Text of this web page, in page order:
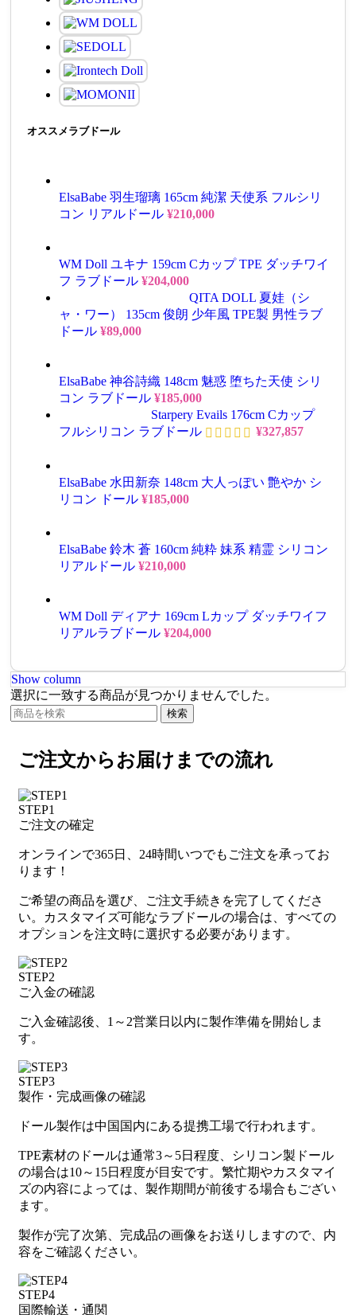
オススメラブドール
ElsaBabe 羽生瑠璃 165cm 純潔 天使系 フルシリ
コン リアルドール ¥210,000
WM Doll ユキナ 159cm Cカップ TPE ダッチワイ
フ ラブドール ¥204,000
QITA DOLL 夏娃（シ
ャ・ワー） 135cm 俊朗 少年風 TPE製 男性ラブ
ドール ¥89,000
ElsaBabe 神谷詩織 148cm 魅惑 堕ちた天使 シリ
コン ラブドール ¥185,000
Starpery Evails 176cm Cカップ
フルシリコン ラブドール
¥327,857
ElsaBabe 水田新奈 148cm 大人っぽい 艶やか シ
リコン ドール ¥185,000
ElsaBabe 鈴木 蒼 160cm 純粋 妹系 精霊 シリコン
リアルドール ¥210,000
WM Doll ディアナ 169cm Lカップ ダッチワイフ
リアルラブドール ¥204,000
Show column
選択に一致する商品が見つかりませんでした。
検索
ご注文からお届けまでの流れ
STEP1
ご注文の確定
オンラインで365日、24時間いつでもご注文を承ってお
ります！
ご希望の商品を選び、ご注文手続きを完了してくださ
い。カスタマイズ可能なラブドールの場合は、すべての
オプションを注文時に選択する必要があります。
STEP2
ご入金の確認
ご入金確認後、1～2営業日以内に製作準備を開始しま
す。
STEP3
製作・完成画像の確認
ドール製作は中国国内にある提携工場で行われます。
TPE素材のドールは通常3～5日程度、シリコン製ドール
の場合は10～15日程度が目安です。繁忙期やカスタマイ
ズの内容によっては、製作期間が前後する場合もござい
ます。
製作が完了次第、完成品の画像をお送りしますので、内
容をご確認ください。
STEP4
国際輸送・通関